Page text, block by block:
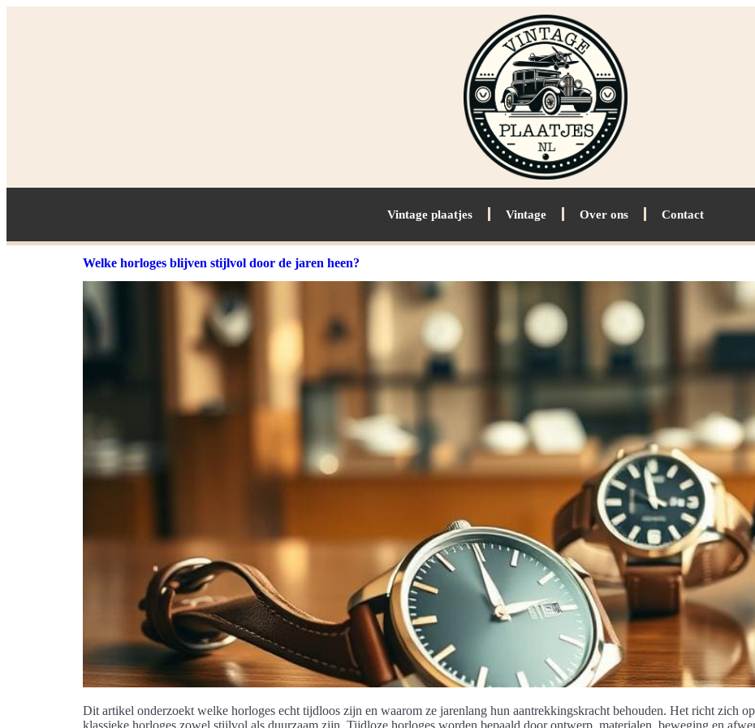
Vintage plaatjes Vintage Over ons Contact
Welke horloges blijven stijlvol door de jaren heen?
Dit artikel onderzoekt welke horloges echt tijdloos zijn en waarom ze jarenlang hun aantrekkingskracht behouden. Het richt zich